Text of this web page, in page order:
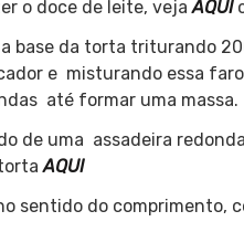
o doce de leite, vejaAQUI
base da torta triturando
e misturando essa
até formar uma massa.
de uma assadeira
tortaAQUI
sentido do comprimento,